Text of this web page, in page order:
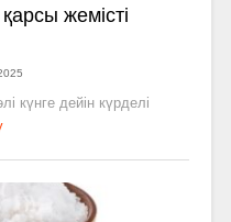
жемісті
күнге дейін күрделі